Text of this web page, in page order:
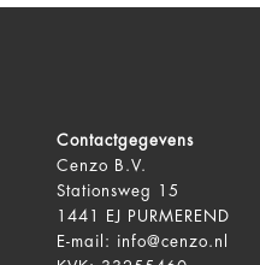
Contactgegevens
Cenzo B.V.
Stationsweg 15
1441 EJ PURMEREND
E-mail:
info@cenzo.nl